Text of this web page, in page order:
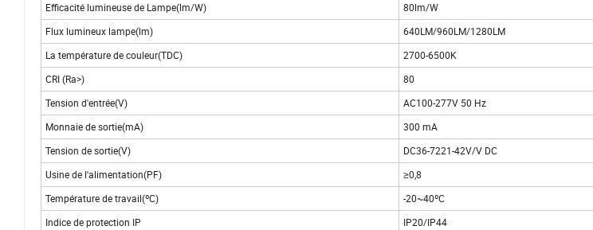
Efficacité lumineuse de Lampe(lm/W)
80lm/W
Flux lumineux lampe(lm)
640LM/960LM/1280LM
La température de couleur(TDC)
2700-6500K
CRI (Ra>)
80
Tension d'entrée(V)
AC100-277V 50 Hz
Monnaie de sortie(mA)
300 mA
Tension de sortie(V)
DC36-7221-42V/V DC
Usine de l'alimentation(PF)
≥0,8
Température de travail(ºC)
-20~40ºC
Indice de protection IP
IP20/IP44